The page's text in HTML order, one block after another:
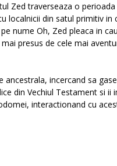
Zed traverseaza o
localnicii din satul primitiv in
nume Oh, Zed pleaca in
presus de cele mai
incercand sa
din Vechiul Testament si ii
interactionand cu